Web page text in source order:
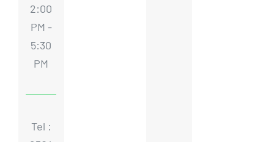
2:00
PM -
5:30
PM
Tel :